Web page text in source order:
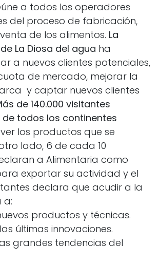
a todos los operadores
del proceso de fabricación,
de los alimentos. La
La Diosa del agua ha
a nuevos clientes potenciales,
de mercado, mejorar la
y captar nuevos clientes
de 140.000 visitantes
todos los continentes
los productos que se
lado, 6 de cada 10
a Alimentaria como
exportar su actividad y el
declara que acudir a la
a:
productos y técnicas.
últimas innovaciones.
grandes tendencias del